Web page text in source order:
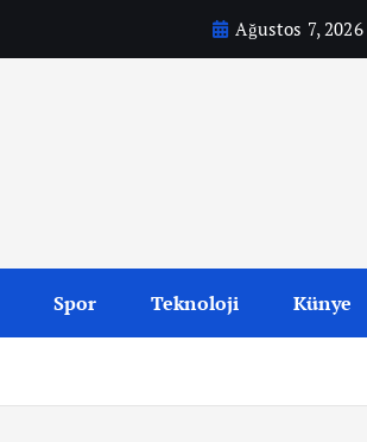
Ağustos 7, 2026
Spor Teknoloji Künye